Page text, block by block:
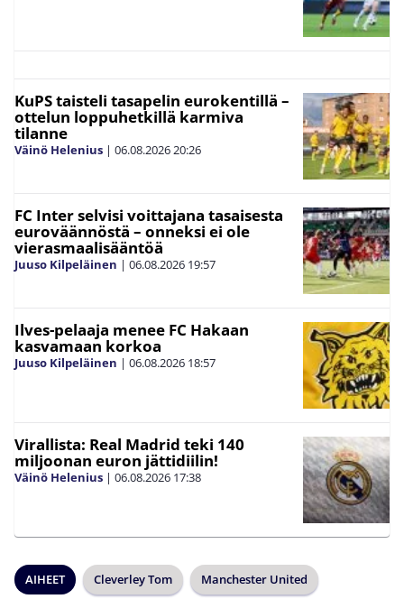
KuPS taisteli tasapelin eurokentillä –
ottelun loppuhetkillä karmiva
tilanne
Väinö Helenius | 06.08.202620:26
FC Inter selvisi voittajana tasaisesta
euroväännöstä – onneksi ei ole
vierasmaalisääntöä
Juuso Kilpeläinen | 06.08.2026 19:57
Ilves-pelaaja menee FC Hakaan
kasvamaan korkoa
Juuso Kilpeläinen | 06.08.2026 18:57
Virallista: Real Madrid teki 140
miljoonan euron jättidiilin!
Väinö Helenius | 06.08.2026 17:38
AIHEET Cleverley Tom Manchester United